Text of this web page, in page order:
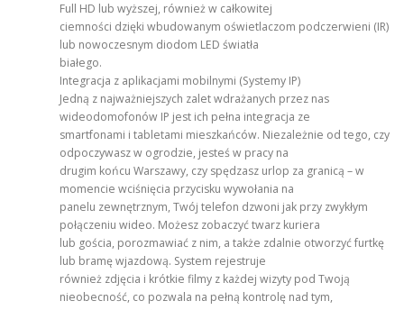
Full HD lub wyższej, również w całkowitej
ciemności dzięki wbudowanym oświetlaczom podczerwieni (IR)
lub nowoczesnym diodom LED światła
białego.
Integracja z aplikacjami mobilnymi (Systemy IP)
Jedną z najważniejszych zalet wdrażanych przez nas
wideodomofonów IP jest ich pełna integracja ze
smartfonami i tabletami mieszkańców. Niezależnie od tego, czy
odpoczywasz w ogrodzie, jesteś w pracy na
drugim końcu Warszawy, czy spędzasz urlop za granicą – w
momencie wciśnięcia przycisku wywołania na
panelu zewnętrznym, Twój telefon dzwoni jak przy zwykłym
połączeniu wideo. Możesz zobaczyć twarz kuriera
lub gościa, porozmawiać z nim, a także zdalnie otworzyć furtkę
lub bramę wjazdową. System rejestruje
również zdjęcia i krótkie filmy z każdej wizyty pod Twoją
nieobecność, co pozwala na pełną kontrolę nad tym,